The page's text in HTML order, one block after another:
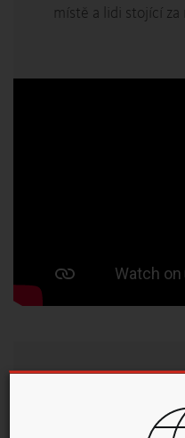
místě a lidi stojící za